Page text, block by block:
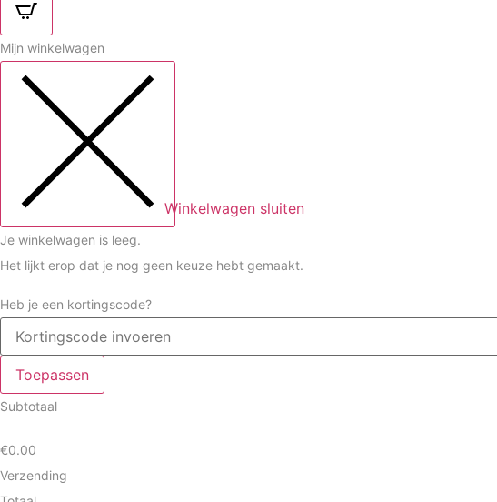
Mijn winkelwagen
Winkelwagen sluiten
Je winkelwagen is leeg.
Het lijkt erop dat je nog geen keuze hebt gemaakt.
Heb je een kortingscode?
Toepassen
Subtotaal
€0.00
Verzending